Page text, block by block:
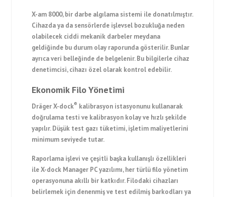
X-am 8000, bir darbe algılama sistemi ile donatılmıştır.
Cihazda ya da sensörlerde işlevsel bozukluğa neden
olabilecek ciddi mekanik darbeler meydana
geldiğinde bu durum olay raporunda gösterilir. Bunlar
ayrıca veri belleğinde de belgelenir. Bu bilgilerle cihaz
denetimcisi, cihazı özel olarak kontrol edebilir.
Ekonomik Filo Yönetimi
Dräger X-dock® kalibrasyon istasyonunu kullanarak
doğrulama testi ve kalibrasyon kolay ve hızlı şekilde
yapılır. Düşük test gazı tüketimi, işletim maliyetlerini
minimum seviyede tutar.
Raporlama işlevi ve çeşitli başka kullanışlı özellikleri
ile X-dock Manager PC yazılımı, her türlü filo yönetim
operasyonuna akıllı bir katkıdır. Filodaki cihazları
belirlemek için denenmiş ve test edilmiş barkodları ya